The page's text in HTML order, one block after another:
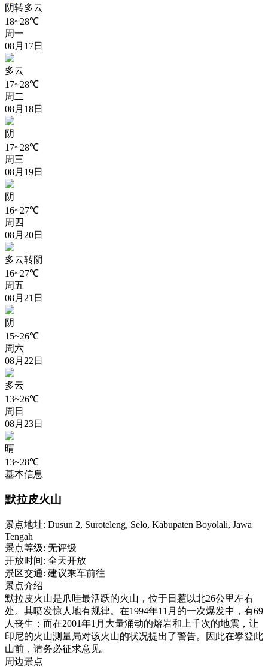
阴转多云
18~28℃
周一
08月17日
多云
17~28℃
周二
08月18日
阴
17~28℃
周三
08月19日
阴
16~27℃
周四
08月20日
多云转阴
16~27℃
周五
08月21日
阴
15~26℃
周六
08月22日
多云
13~26℃
周日
08月23日
晴
13~28℃
基本信息
默拉皮火山
景点地址: Dusun 2, Suroteleng, Selo, Kabupaten Boyolali, Jawa
Tengah
景点等级: 无评级
开放时间: 全天开放
景区交通: 建议乘车前往
景点介绍
默拉皮火山是爪哇最活跃的火山，位于日惹以北26公里左右
处。其喷发惊人地有规律。在1994年11月的一次爆发中，有69
人丧生；而在2001年1月大量涌动的熔岩和上千次的地震，让
印尼的火山测量局对该火山的状况提出了警告。因此在攀登此
山前，请务必征求意见。
周边景点